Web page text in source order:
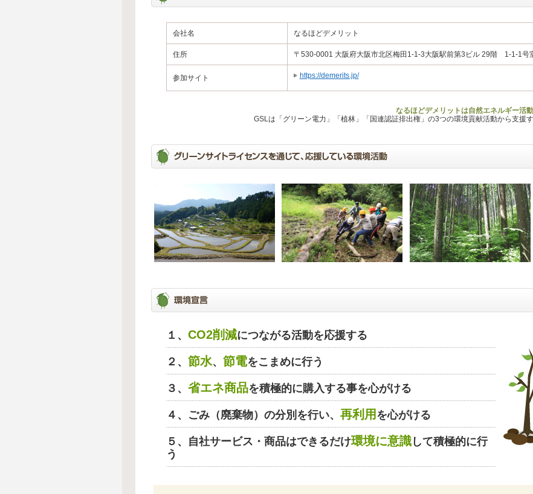
会社名 なるほどデメリット
住所 〒530-0001 大阪府大阪市北区梅田1-1-3大阪駅前第3ビル 29階 1-1-1号
参加サイト https://demerits.jp/
なるほどデメリットは自然エネルギー活
GSLは「グリーン電力」「植林」「国連認証排出権」の3つの環境貢献活動から支援
１、 CO2削減につながる活動を応援する
２、 節水、 節電をこまめに行う
３、 省エネ商品を積極的に購入する事を心がける
４、ごみ（廃棄物）の分別を行い、 再利用 を心がける
５、自社サービス・商品はできるだけ環境に意識して積極的に行
う